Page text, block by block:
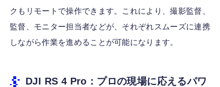
クもリモートで操作できます。これにより、撮影監督、
監督、モニター担当者などが、それぞれスムーズに連携
しながら作業を進めることが可能になります。
DJI RS 4 Pro：プロの現場に応えるパワ